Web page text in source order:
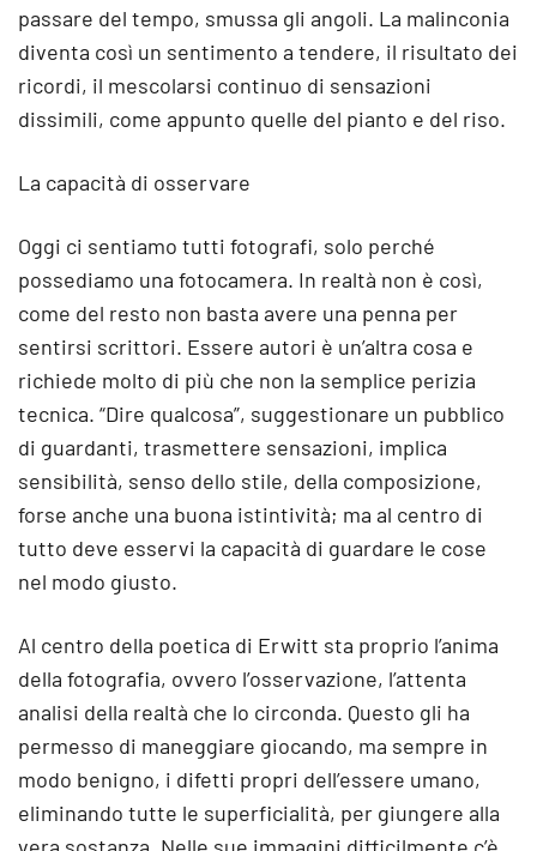
passare del tempo, smussa gli angoli. La malinconia
diventa così un sentimento a tendere, il risultato dei
ricordi, il mescolarsi continuo di sensazioni
dissimili, come appunto quelle del pianto e del riso.
La capacità di osservare
Oggi ci sentiamo tutti fotografi, solo perché
possediamo una fotocamera. In realtà non è così,
come del resto non basta avere una penna per
sentirsi scrittori. Essere autori è un’altra cosa e
richiede molto di più che non la semplice perizia
tecnica. “Dire qualcosa”, suggestionare un pubblico
di guardanti, trasmettere sensazioni, implica
sensibilità, senso dello stile, della composizione,
forse anche una buona istintività; ma al centro di
tutto deve esservi la capacità di guardare le cose
nel modo giusto.
Al centro della poetica di Erwitt sta proprio l’anima
della fotografia, ovvero l’osservazione, l’attenta
analisi della realtà che lo circonda. Questo gli ha
permesso di maneggiare giocando, ma sempre in
modo benigno, i difetti propri dell’essere umano,
eliminando tutte le superficialità, per giungere alla